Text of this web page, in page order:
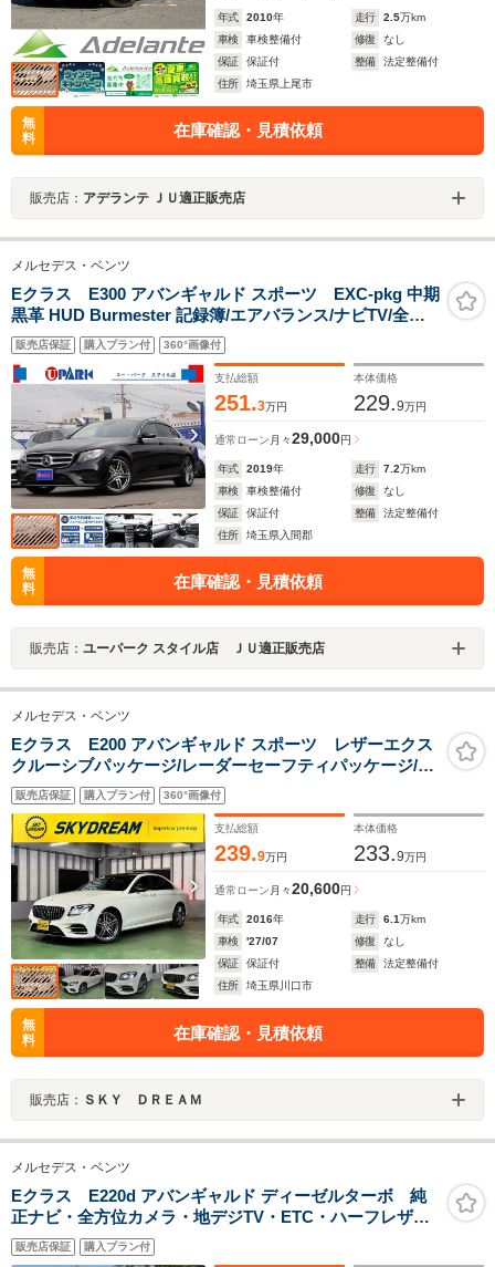
年式 2010年 走行 2.5万km
車検
車検整備付 修復
なし
保証
保証付 整備
法定整備付
住所
埼玉県上尾市
無
料
在庫確認・見積依頼
販売店： アデランテ ＪＵ適正販売店
メルセデス・ベンツ
Eクラス E300 アバンギャルド スポーツ EXC-pkg 中期
黒革 HUD Burmester 記録簿/エアバランス/ナビTV/全周
囲カメラ/CarPlay/DTV/パドルシフト/ヒーター付Pシー
ト/PWトランク/LEDヘッド/
販売店保証 購入プラン付 360°画像付
支払総額
251.3万円
本体価格
229.9万円
通常ローン 月々29,000円
年式 2019年 走行 7.2万km
車検
車検整備付 修復
なし
保証
保証付 整備
法定整備付
住所
埼玉県入間郡
無
料
在庫確認・見積依頼
販売店： ユーパーク スタイル店 ＪＵ適正販売店
メルセデス・ベンツ
Eクラス E200 アバンギャルド スポーツ レザーエクス
クルーシブパッケージ/レーダーセーフティパッケージ/パ
ノラミックスライディングルーフ/本革シート/LEDライト/
電動リアゲート/ナビ地デジ/全方位カメラ/Appleカープレ
イ/Androidオート/6か月保証付き
販売店保証 購入プラン付 360°画像付
支払総額
239.9万円
本体価格
233.9万円
通常ローン 月々20,600円
年式 2016年 走行 6.1万km
車検
'27/07 修復
なし
保証
保証付 整備
法定整備付
住所
埼玉県川口市
無
料
在庫確認・見積依頼
販売店： ＳＫＹ ＤＲＥＡＭ
メルセデス・ベンツ
Eクラス E220d アバンギャルド ディーゼルターボ 純
正ナビ・全方位カメラ・地デジTV・ETC・ハーフレザー
シート・LEDヘッドライト・シートヒーター・パワーシ
ート・17インチアルミホイール・ステアリングリモコ
販売店保証 購入プラン付